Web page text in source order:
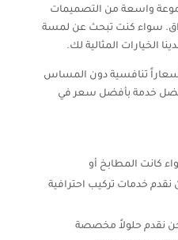
واسعة من التصميمات
سواء كنت تبحث عن لمسة
الخيارات المثالية لك.
تنافسية دون المساس
خدمة بأفضل سعر في
كانت المطابخ أو
خدمات تركيب احترافية
نقدم حلولاً مخصصة